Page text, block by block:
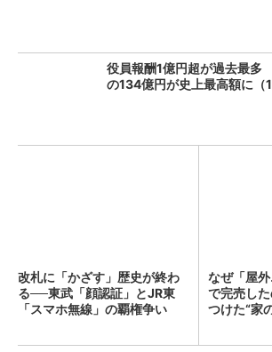
役員報酬1億円超が過去最
の134億円が史上最高額に（
改札に「かざす」歴史が終わ
る──東武「顔認証」とJR東
「スマホ無線」の覇権争い
なぜ「屋
で完売し
つけた“家